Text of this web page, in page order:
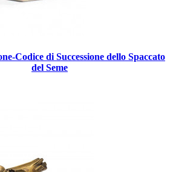
Codice di Successione dello Spaccato
del Seme